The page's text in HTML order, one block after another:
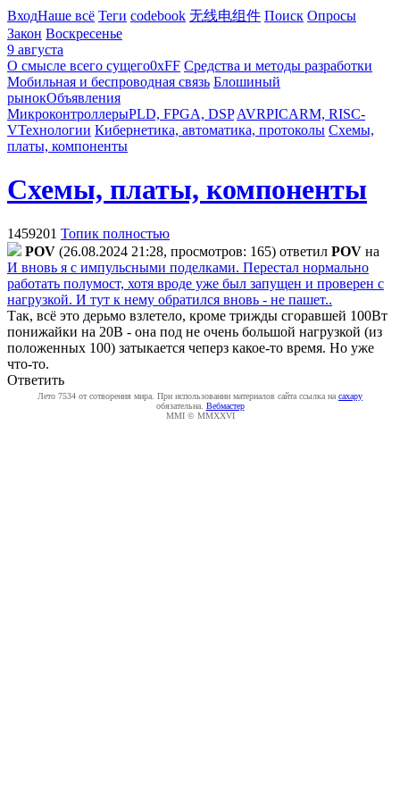
ВходНаше всё Теги codebook 无线电组件 Поиск Опросы
Закон Воскресенье
9 августа
О смысле всего сущего0xFF Средства и методы разработки
Мобильная и беспроводная связь Блошиный
рынокОбъявления
МикроконтроллерыPLD, FPGA, DSP AVRPICARM, RISC-
VТехнологии Кибернетика, автоматика, протоколы Схемы,
платы, компоненты
Схемы, платы, компоненты
1459201 Топик полностью
POV (26.08.2024 21:28, просмотров: 165) ответил POV на
И вновь я с импульсными поделками. Перестал нормально
работать полумост, хотя вроде уже был запущен и проверен с
нагрузкой. И тут к нему обратился вновь - не пашет..
Так, всё это дерьмо взлетело, кроме трижды сгоравшей 100Вт
понижайки на 20В - она под не очень большой нагрузкой (из
положенных 100) затыкается чеперз какое-то время. Но уже
что-то.
Ответить
Лето 7534 от сотворения мира. При использовании материалов сайта ссылка на caxapу
обязательна. Вебмастер
MMI © MMXXVI